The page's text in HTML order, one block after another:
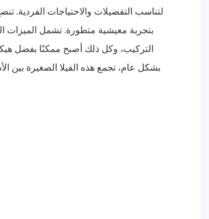
لتناسب التفضيلات والاحتياجات الفردية.
بتجربة معيشية متطورة. تشمل الميزات
التركيب، وكل ذلك أصبح ممكنًا بفضل
بشكل عام، تجمع هذه الفيلا الصغيرة بين